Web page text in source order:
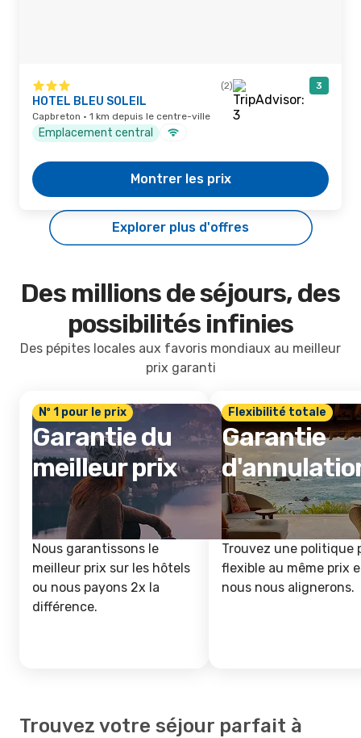
(2) 3
HOTEL BLEU SOLEIL
Capbreton · 1 km depuis le centre-ville
Emplacement central
Montrer les prix
Explorer plus d'offres
Des millions de séjours, des
possibilités infinies
Des pépites locales aux favoris mondiaux au meilleur
prix garanti
Nº 1 pour le prix
Garantie du
meilleur prix
Nous garantissons le
meilleur prix sur les hôtels
ou nous payons 2x la
différence.
Flexibilité totale
Garantie
Trouvez une politique
flexible au même prix
nous nous alignerons.
Trouvez votre séjour parfait à